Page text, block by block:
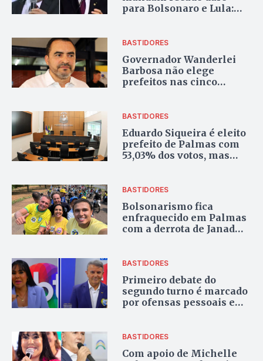
para Bolsonaro e Lula:
BASTIDORES
Governador Wanderlei
Barbosa não elege
prefeitos nas cinco
BASTIDORES
Eduardo Siqueira é eleito
prefeito de Palmas com
53,03% dos votos, mas
governabilidade
BASTIDORES
Bolsonarismo fica
enfraquecido em Palmas
com a derrota de Janad
BASTIDORES
Primeiro debate do
segundo turno é marcado
por ofensas pessoais e
BASTIDORES
Com apoio de Michelle